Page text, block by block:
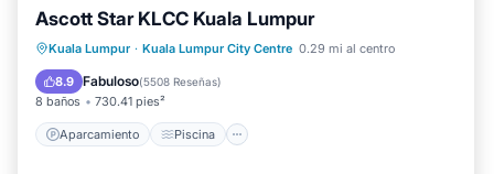
Ascott Star KLCC Kuala Lumpur
Kuala Lumpur · Kuala Lumpur City Centre 0.29 mi al centro
8.9 Fabuloso(5508 Reseñas)
8 baños 730.41 pies²
Aparcamiento Piscina
Aparcamiento
Piscina
Balcón/Terraza